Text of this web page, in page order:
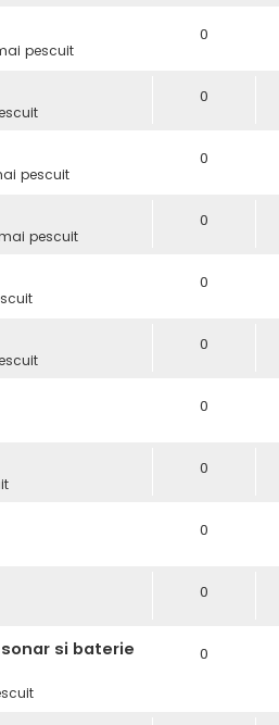
pescuit
0
0
pescuit
0
pescuit
0
0
0
0
0
0
0
si baterie
0